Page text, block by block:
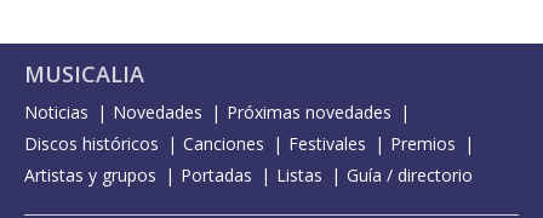
MUSICALIA
Noticias Novedades
Próximas novedades
Discos históricos
Canciones Festivales
Premios
Artistas y grupos
Portadas Listas Guía / directorio